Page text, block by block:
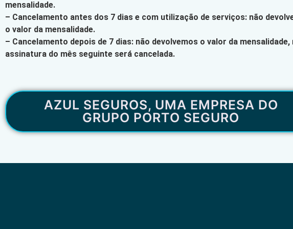
mensalidade.
– Cancelamento antes dos 7 dias e com utilização de serviços: não
o valor da mensalidade.
– Cancelamento depois de 7 dias: não devolvemos o valor da mensalidade,
assinatura do mês seguinte será cancelada.
AZUL SEGUROS, UMA EMPRESA DO
GRUPO PORTO SEGURO